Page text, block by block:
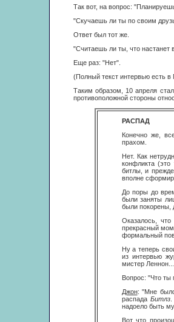
Так вот, на вопрос:
"Скучаешь ли ты по своим
Ответ был тот же.
"Считаешь ли ты, что настанет
Еще раз: "Нет".
(Полный текст интервью есть в
Таким образом, 10 апреля
противоположной стороны
РАСПАД
Конечно же,
прахом.
Нет. Как
конфликта
битлы, и
вполне
До поры до
были заняты
были покорены,
Оказалось,
прекрасный
формальный
Ну а теперь
из интервью
мистер Леннон...
Вопрос: "Что ты
Джон: "Мне
распада Битлз.
надоело быть
Вот что